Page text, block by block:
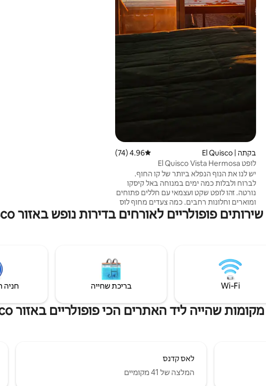
בקתה | El Quisco דירוג ממוצע של 4.96 מתוך 5, 74 ביקורות
4.96 (74)
לופט El Quisco Vista Hermosa
יש לנו את הנוף הנפלא ביותר של קו החוף.
לברוח ולבלות כמה ימים במנוחה באל קיסקו
נורטה. זהו לופט שקט ועצמאי עם חללים פתוחים
ומוארים וחלונות רחבים. כמה צעדים מחוף לוס
קורסאריוס והאטרקציות שלו. אתם יכולים ללכת
בשביל במורד הסלעים לאל קנלו ומה שאתם
האנרגיות שלכם מול הים.
שירותים פופולריים לאורחים בדירות נופש באזור El Quisco
Wi‑Fi בריכת שחייה חניה
מקומות שהייה ליד האתרים הכי פופולריים באזור El Quisco
לאס קדנס
המלצה של 41 מקומיים